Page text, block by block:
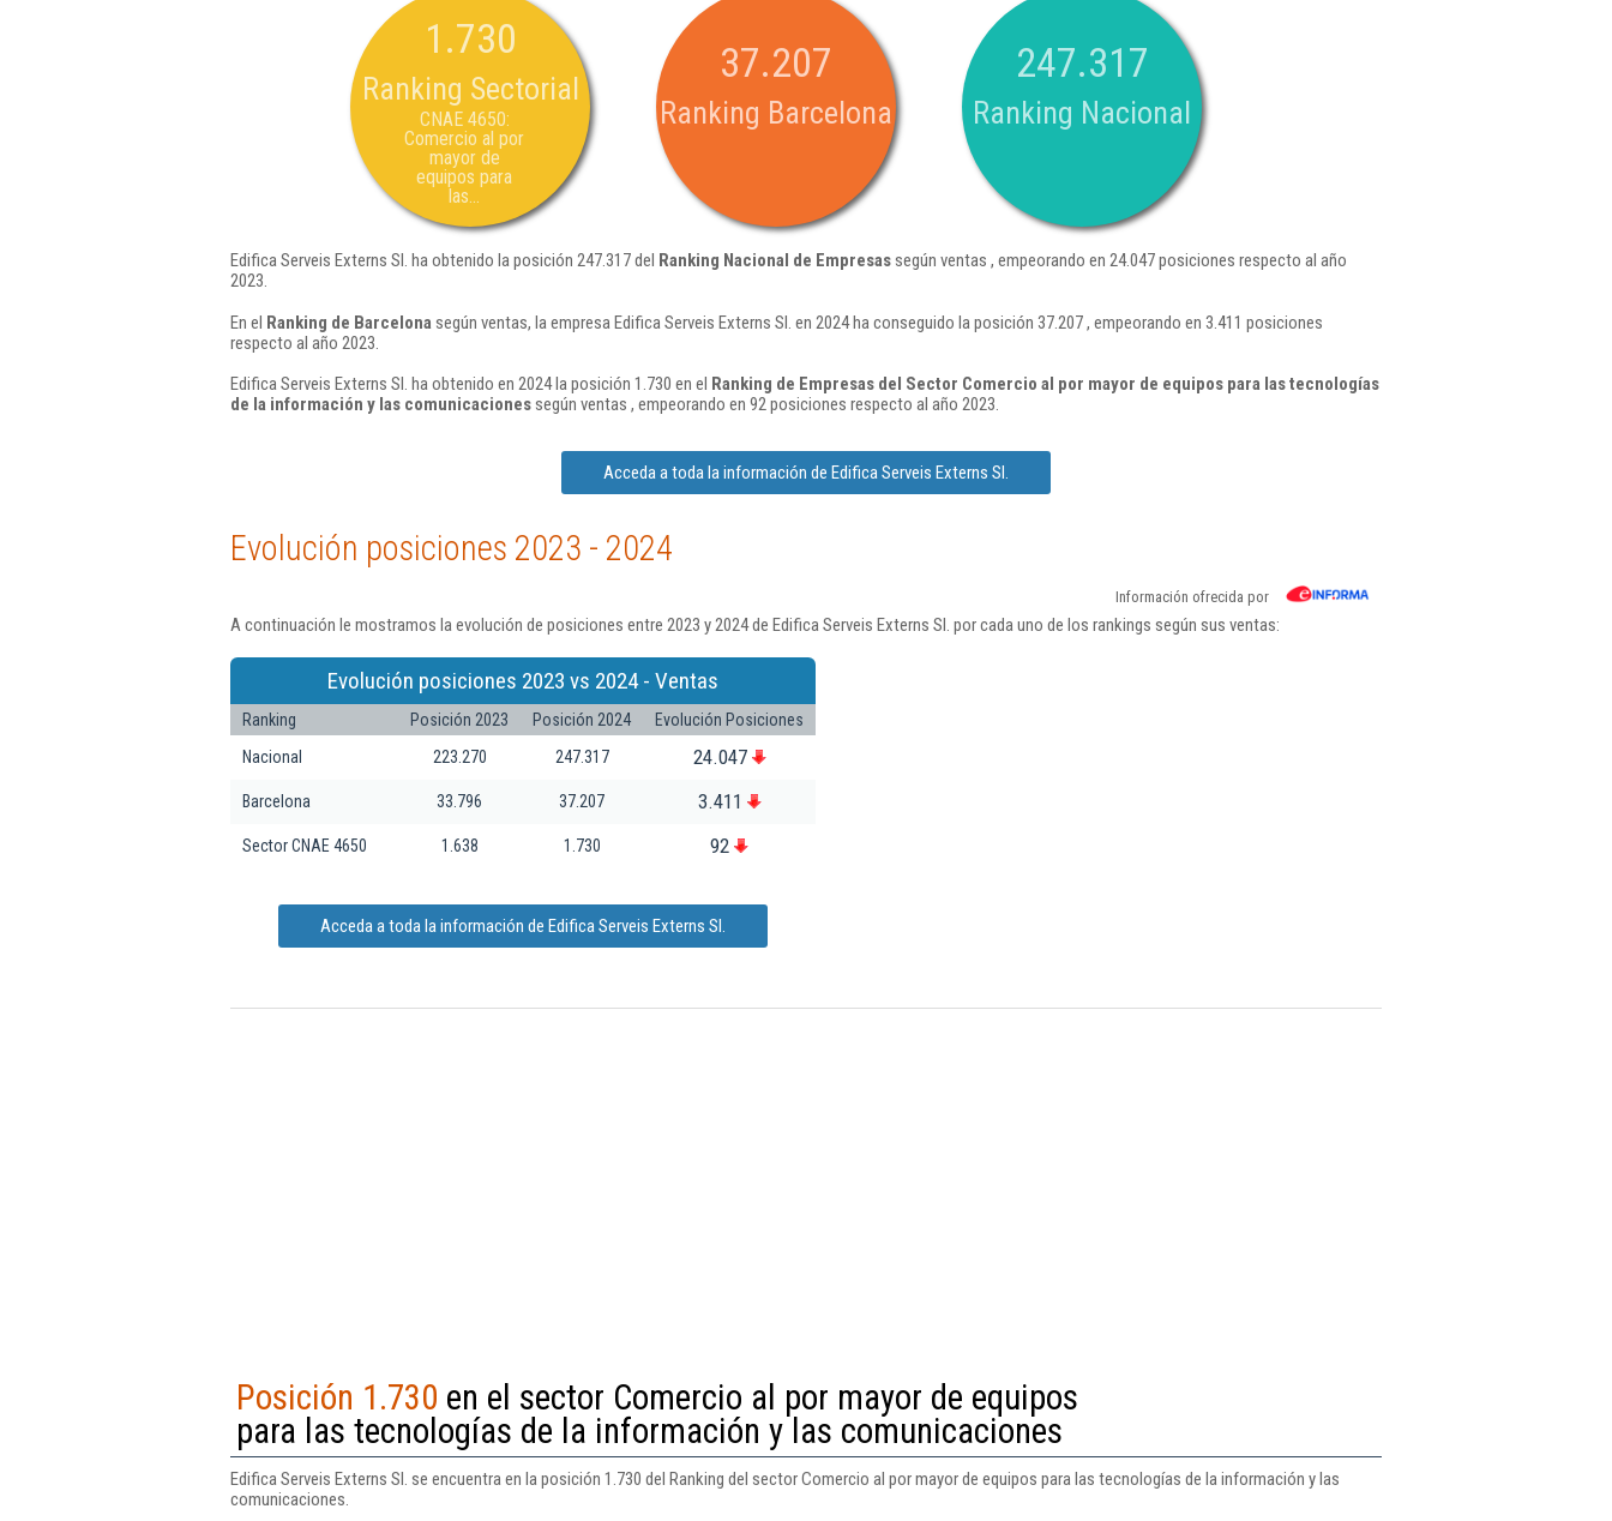
1.730
Ranking Sectorial
CNAE 4650:
Comercio al por
mayor de
equipos para
las...
37.207
Ranking Barcelona
247.317
Ranking Nacional
Edifica Serveis Externs Sl. ha obtenido la posición 247.317 del Ranking Nacional de Empresassegún ventas , empeorando en 24.047 posiciones respecto al año
2023.
En el Ranking de Barcelona según ventas, la empresa Edifica Serveis Externs Sl. en 2024 ha conseguido la posición 37.207 , empeorando en 3.411 posiciones
respecto al año 2023.
Edifica Serveis Externs Sl. ha obtenido en 2024 la posición 1.730 en el Ranking de Empresas del Sector Comercio al por mayor de equipos para las tecnologías
de la información y las comunicacionessegún ventas , empeorando en 92 posiciones respecto al año 2023.
Acceda a toda la información de Edifica Serveis Externs Sl.
Evolución posiciones 2023 - 2024
Información ofrecida por
A continuación le mostramos la evolución de posiciones entre 2023 y 2024 de Edifica Serveis Externs Sl. por cada uno de los rankings según sus ventas:
Evolución posiciones 2023 vs 2024 - Ventas
Ranking Posición 2023 Posición 2024
Evolución Posiciones
Nacional
223.270 247.317 24.047
Barcelona 33.796 37.207 3.411
Sector CNAE 4650 1.638 1.730 92
Acceda a toda la información de Edifica Serveis Externs Sl.
Posición 1.730 en el sector Comercio al por mayor de equipos
para las tecnologías de la información y las comunicaciones
Edifica Serveis Externs Sl. se encuentra en la posición 1.730 del Ranking del sector Comercio al por mayor de equipos para las tecnologías de la información y las
comunicaciones.